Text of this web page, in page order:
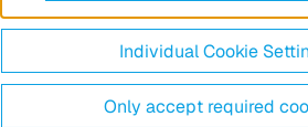
Individual Cookie
Only accept required